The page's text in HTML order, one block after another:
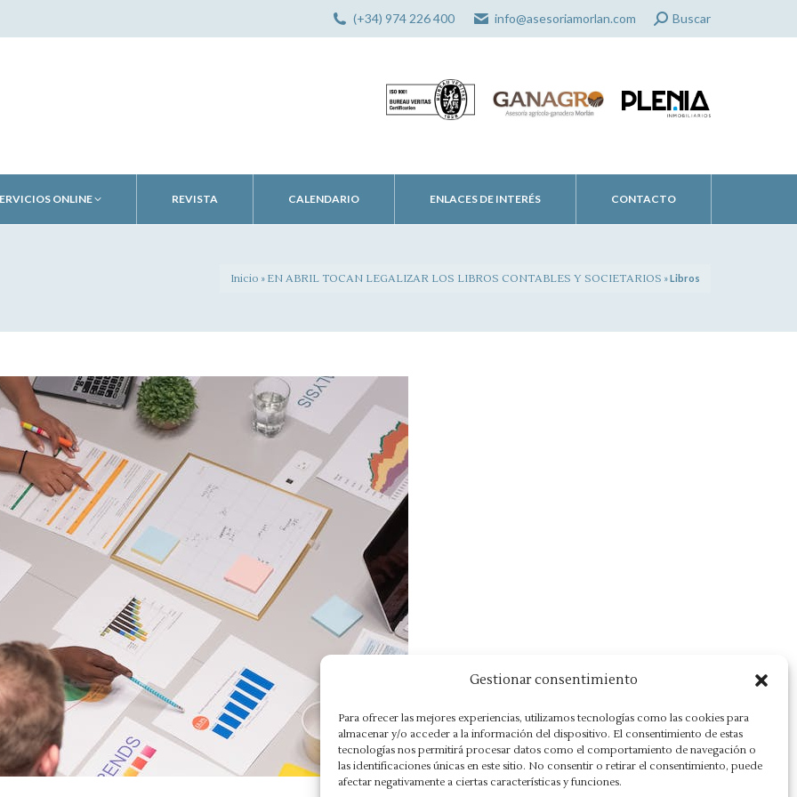
Gestionar consentimiento
Para ofrecer las mejores experiencias, utilizamos tecnologías como las cookies para
almacenar y/o acceder a la información del dispositivo. El consentimiento de estas
tecnologías nos permitirá procesar datos como el comportamiento de navegación o
las identificaciones únicas en este sitio. No consentir o retirar el consentimiento, puede
afectar negativamente a ciertas características y funciones.
(+34) 974 226 400 info@asesoriamorlan.com Search:
Buscar
ONLINE REVISTA CALENDARIO ENLACES DE INTERÉS CONTACTO
Inicio » EN ABRIL TOCAN LEGALIZAR LOS LIBROS CONTABLES Y SOCIETARIOS »Libros